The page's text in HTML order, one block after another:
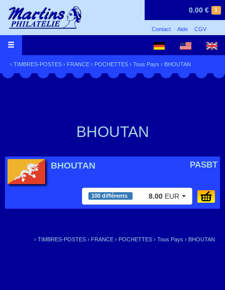
1
0.00 €
Contact Aide CGV
› TIMBRES-POSTES › FRANCE › POCHETTES › Tous Pays › BHOUTAN
BHOUTAN
PASBT
BHOUTAN
100 différents 8.00 EUR
› TIMBRES-POSTES › FRANCE › POCHETTES › Tous Pays › BHOUTAN